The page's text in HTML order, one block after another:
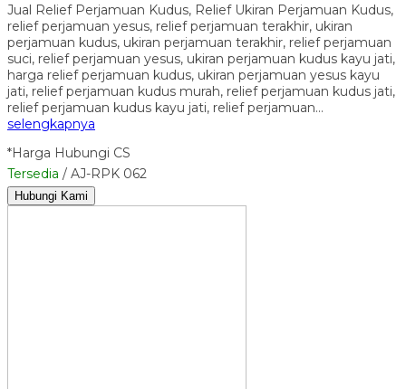
Jual Relief Perjamuan Kudus, Relief Ukiran Perjamuan Kudus,
relief perjamuan yesus, relief perjamuan terakhir, ukiran
perjamuan kudus, ukiran perjamuan terakhir, relief perjamuan
suci, relief perjamuan yesus, ukiran perjamuan kudus kayu jati,
harga relief perjamuan kudus, ukiran perjamuan yesus kayu
jati, relief perjamuan kudus murah, relief perjamuan kudus jati,
relief perjamuan kudus kayu jati, relief perjamuan…
selengkapnya
*Harga Hubungi CS
Tersedia / AJ-RPK 062
Hubungi Kami